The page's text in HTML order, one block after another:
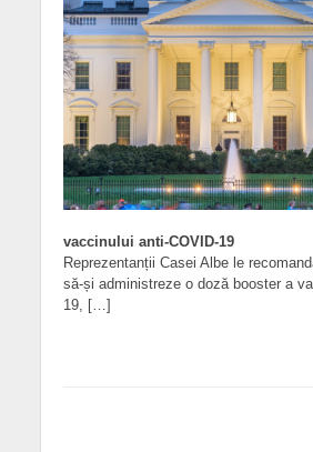
vaccinului anti-COVID-19
Reprezentanții Casei Albe le
să-și administreze o doză booster a
19, […]